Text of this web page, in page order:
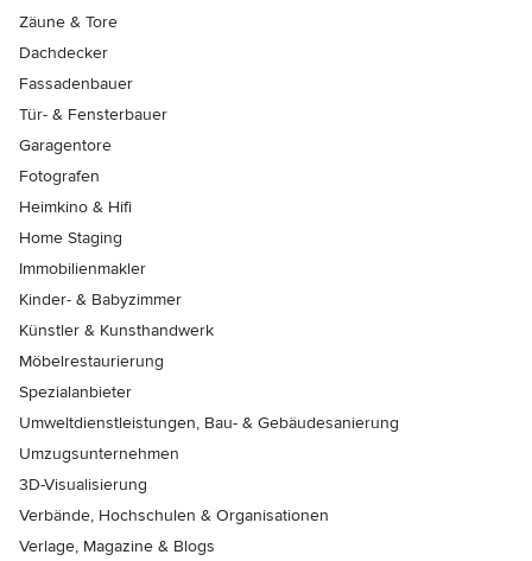
Zäune & Tore
Dachdecker
Fassadenbauer
Tür- & Fensterbauer
Garagentore
Fotografen
Heimkino & Hifi
Home Staging
Immobilienmakler
Kinder- & Babyzimmer
Künstler & Kunsthandwerk
Möbelrestaurierung
Spezialanbieter
Umweltdienstleistungen, Bau- & Gebäudesanierung
Umzugsunternehmen
3D-Visualisierung
Verbände, Hochschulen & Organisationen
Verlage, Magazine & Blogs